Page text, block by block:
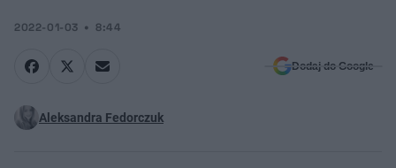
2022-01-03 8:44
Dodaj do Google
Aleksandra Fedorczuk